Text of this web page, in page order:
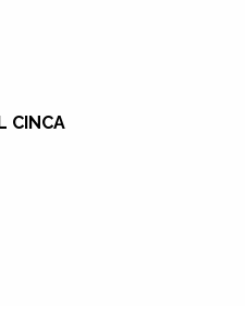
CINCA